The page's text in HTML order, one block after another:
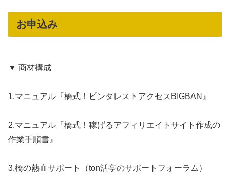
お申込み
▼ 商材構成
1.マニュアル『橋式！ピンタレストアクセスBIGBAN』
2.マニュアル『橋式！稼げるアフィリエイトサイト作成の
作業手順書』
3.橋の熱血サポート（ton活亭のサポートフォーラム）